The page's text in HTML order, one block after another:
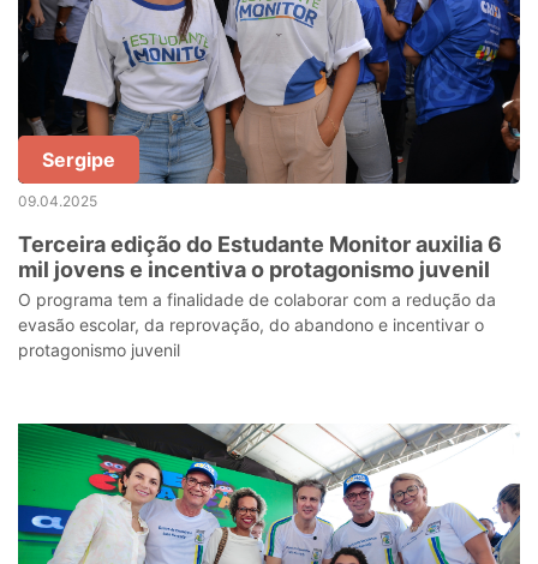
Sergipe
09.04.2025
Terceira edição do Estudante Monitor auxilia 6
mil jovens e incentiva o protagonismo juvenil
O programa tem a finalidade de colaborar com a redução da
evasão escolar, da reprovação, do abandono e incentivar o
protagonismo juvenil